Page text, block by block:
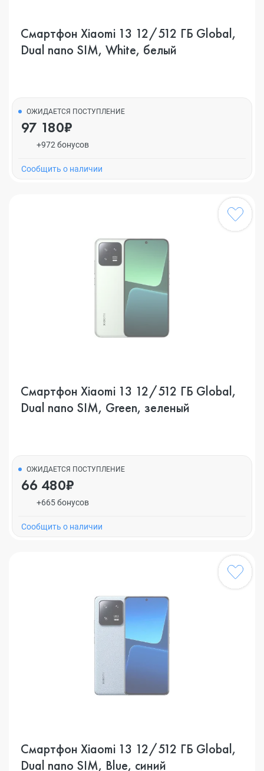
Смартфон Xiaomi 13 12/512 ГБ Global,
Dual nano SIM, White, белый
ОЖИДАЕТСЯ ПОСТУПЛЕНИЕ
97 180₽
+972 бонусов
Cообщить о наличии
Смартфон Xiaomi 13 12/512 ГБ Global,
Dual nano SIM, Green, зеленый
ОЖИДАЕТСЯ ПОСТУПЛЕНИЕ
66 480₽
+665 бонусов
Cообщить о наличии
Смартфон Xiaomi 13 12/512 ГБ Global,
Dual nano SIM, Blue, синий